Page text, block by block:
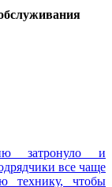
затронуло и
все чаще
технику, чтобы